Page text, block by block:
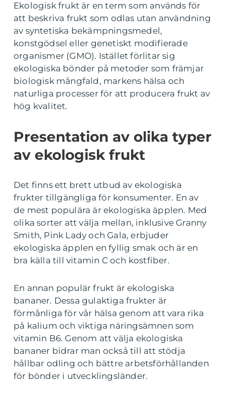
Ekologisk frukt är en term som används för
att beskriva frukt som odlas utan användning
av syntetiska bekämpningsmedel,
konstgödsel eller genetiskt modifierade
organismer (GMO). Istället förlitar sig
ekologiska bönder på metoder som främjar
biologisk mångfald, markens hälsa och
naturliga processer för att producera frukt av
hög kvalitet.
Presentation av olika typer
av ekologisk frukt
Det finns ett brett utbud av ekologiska
frukter tillgängliga för konsumenter. En av
de mest populära är ekologiska äpplen. Med
olika sorter att välja mellan, inklusive Granny
Smith, Pink Lady och Gala, erbjuder
ekologiska äpplen en fyllig smak och är en
bra källa till vitamin C och kostfiber.
En annan populär frukt är ekologiska
bananer. Dessa gulaktiga frukter är
förmånliga för vår hälsa genom att vara rika
på kalium och viktiga näringsämnen som
vitamin B6. Genom att välja ekologiska
bananer bidrar man också till att stödja
hållbar odling och bättre arbetsförhållanden
för bönder i utvecklingsländer.